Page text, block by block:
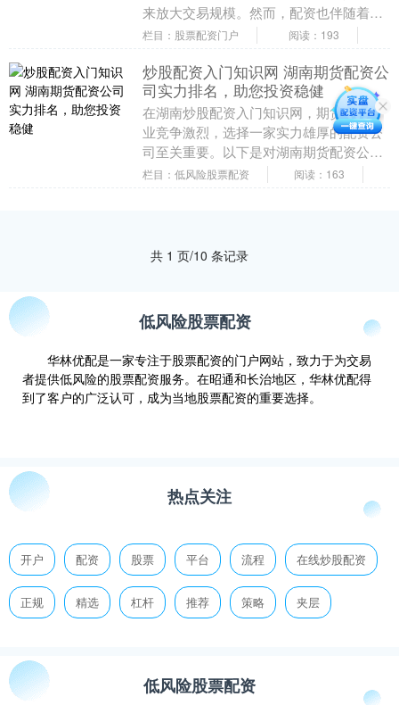
来放大交易规模。然而，配资也伴随着利
息费用，这对于交易者来说至关重要。 *
栏目：股票配资门户 阅读：193
炒股配资入门知识网 湖南期货配资公
司实力排名，助您投资稳健
在湖南炒股配资入门知识网，期货配资行
业竞争激烈，选择一家实力雄厚的配资公
司至关重要。以下是对湖南期货配资公司
实力的排名，旨在帮助投资者做出明智的
栏目：低风险股票配资 阅读：163
共 1 页/10 条记录
低风险股票配资
华林优配是一家专注于股票配资的门户网站，致力于为交易
者提供低风险的股票配资服务。在昭通和长治地区，华林优配得
到了客户的广泛认可，成为当地股票配资的重要选择。
热点关注
开户 配资 股票 平台 流程 在线炒股配资
正规 精选 杠杆 推荐 策略 夹层
低风险股票配资